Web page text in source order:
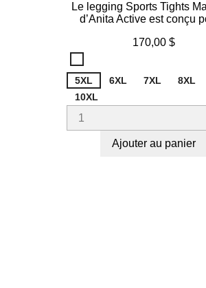
Le legging Sports Tights
d’Anita Active est conçu
Prix
170,00 $
001
5XL
6XL 7XL 8XL
10XL
Ajouter au panier